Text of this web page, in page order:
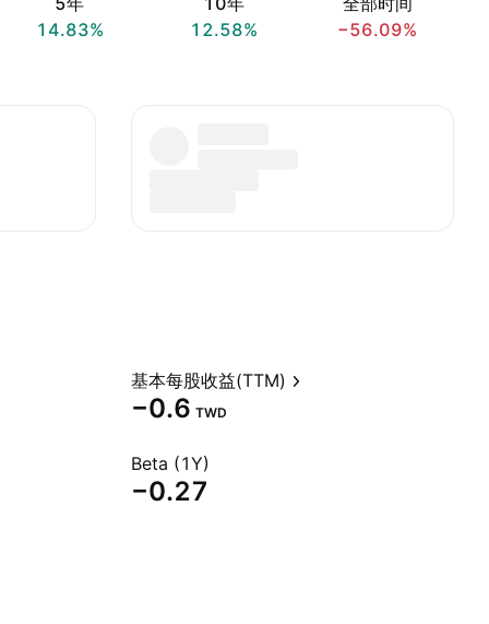
14.83%
12.58%
−56.09%
基本每股收益(TTM)
−0.6 TWD
Beta (1Y)
−0.27